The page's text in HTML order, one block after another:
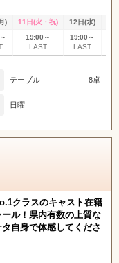
) 11日(火・祝) 12日(水)
19:00～
LAST
19:00～
LAST
テーブル 8卓
日曜
クラスのキャスト在籍
ル！県内有数の上質な
自身で体感してくださ